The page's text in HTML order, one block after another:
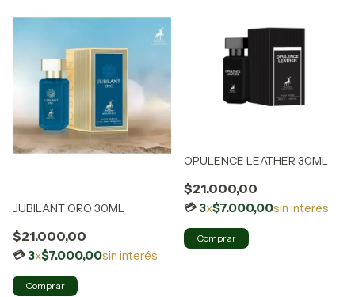
JUBILANT ORO 30ML
$21.000,00
3x$7.000,00sin interés
OPULENCE LEATHER 30ML
$21.000,00
3x$7.000,00sin interés